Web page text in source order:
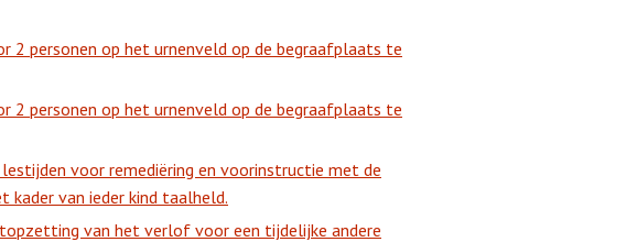
2 personen op het urnenveld op de begraafplaats te
2 personen op het urnenveld op de begraafplaats te
voor remediëring en voorinstructie met de
kader van ieder kind taalheld.
van het verlof voor een tijdelijke andere